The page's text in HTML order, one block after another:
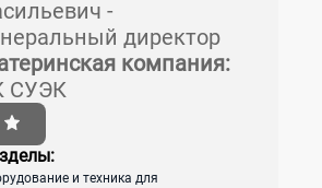
-
директор
компания:
СУЭК
и техника для